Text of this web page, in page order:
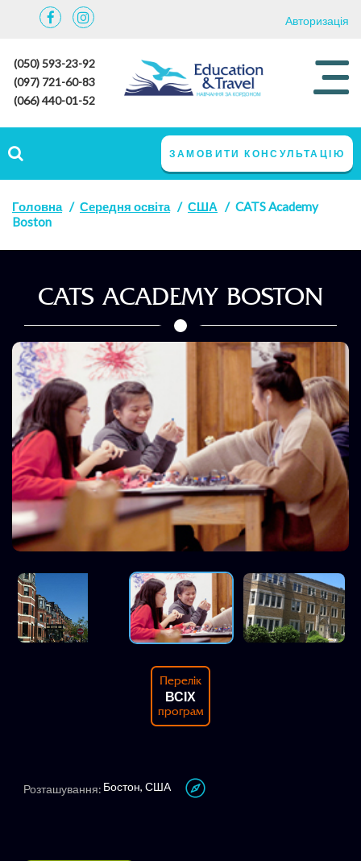
Авторизація
(050) 593-23-92
(097) 721-60-83
(066) 440-01-52
ЗАМОВИТИ КОНСУЛЬТАЦІЮ
Головна Середня освіта США
CATS Academy
Boston
CATS ACADEMY BOSTON
Перелік
ВСІХ
програм
Розташування: Бостон, США